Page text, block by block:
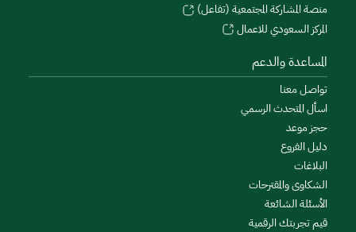
منصة المشاركة المجتمعية (تفاعل)
المركز السعودي للاعمال
المساعدة والدعم
تواصل معنا
اسأل المتحدث الرسمي
حجز موعد
دليل الفروع
البلاغات
الشكاوى والمقترحات
الأسئلة الشائعة
قيم تجربتك الرقمية